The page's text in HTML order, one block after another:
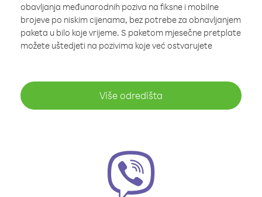
obavljanja međunarodnih poziva na fiksne i mobilne
brojeve po niskim cijenama, bez potrebe za obnavljanjem
paketa u bilo koje vrijeme. S paketom mjesečne pretplate
možete uštedjeti na pozivima koje već ostvarujete
Više odredišta